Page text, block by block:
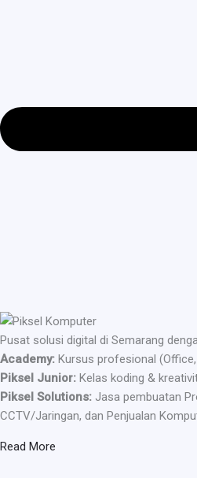
Pusat solusi digital di Semarang
Academy: Kursus profesional
Piksel Junior: Kelas koding &
Piksel Solutions: Jasa pembuatan
CCTV/Jaringan, dan Penjualan
Read More